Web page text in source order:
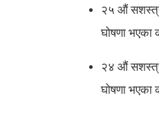
२५ औं सशस्त्र
घोषणा भएका
२४ औं सशस्त्र
घोषणा भएका